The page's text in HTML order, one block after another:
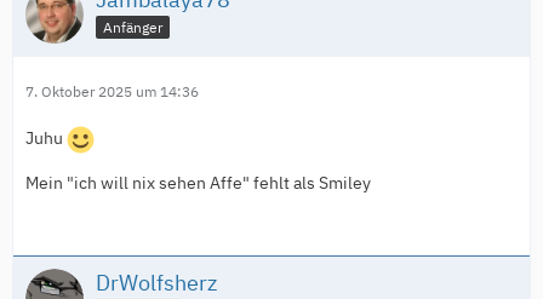
Anfänger
7. Oktober 2025 um 14:36
Juhu
Mein "ich will nix sehen Affe" fehlt als Smiley
DrWolfsherz